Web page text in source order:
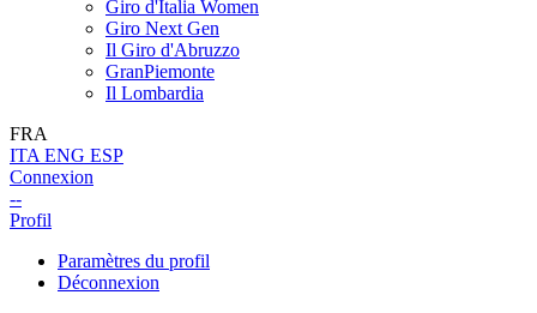
Giro d'Italia Women
Giro Next Gen
Il Giro d'Abruzzo
GranPiemonte
Il Lombardia
FRA
ITA ENG ESP
Connexion
--
Profil
Paramètres du profil
Déconnexion